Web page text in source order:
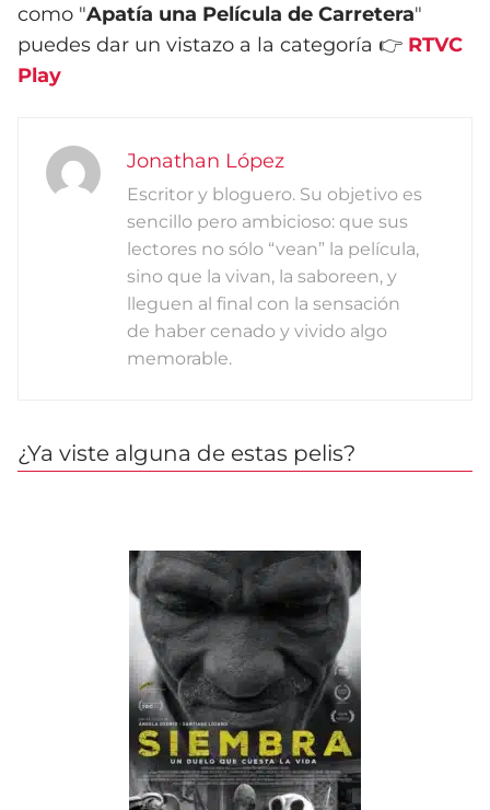
como "Apatía una Película de Carretera"
puedes dar un vistazo a la categoría 👉 RTVC
Play
Jonathan López
Escritor y bloguero. Su objetivo es
sencillo pero ambicioso: que sus
lectores no sólo “vean” la película,
sino que la vivan, la saboreen, y
lleguen al final con la sensación
de haber cenado y vivido algo
memorable.
¿Ya viste alguna de estas pelis?